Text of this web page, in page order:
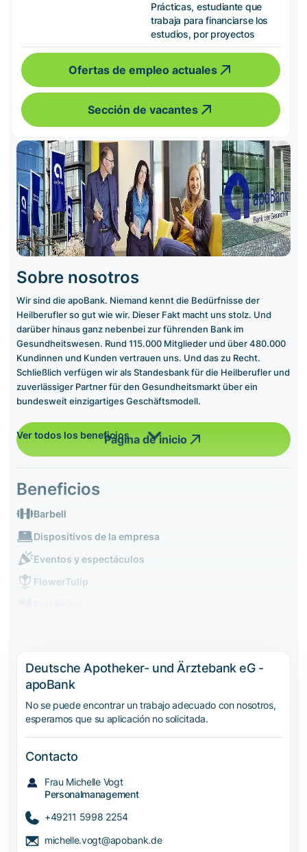
Prácticas, estudiante que
trabaja para financiarse los
estudios, por proyectos
Ofertas de empleo actuales
Sección de vacantes
Sobre nosotros
Wir sind die apoBank. Niemand kennt die Bedürfnisse der
Heilberufler so gut wie wir. Dieser Fakt macht uns stolz. Und
darüber hinaus ganz nebenbei zur führenden Bank im
Gesundheitswesen. Rund 115.000 Mitglieder und über 480.000
Kundinnen und Kunden vertrauen uns. Und das zu Recht.
Schließlich verfügen wir als Standesbank für die Heilberufler und
zuverlässiger Partner für den Gesundheitsmarkt über ein
bundesweit einzigartiges Geschäftsmodell.
Página de inicio
Beneficios
Barbell
Dispositivos de la empresa
Eventos y espectáculos
FlowerTulip
Ver todos los beneficios
Deutsche Apotheker- und Ärztebank eG -
apoBank
No se puede encontrar un trabajo adecuado con nosotros,
esperamos que su aplicación no solicitada.
Contacto
Frau Michelle Vogt
Personalmanagement
+49211 5998 2254
michelle.vogt@apobank.de